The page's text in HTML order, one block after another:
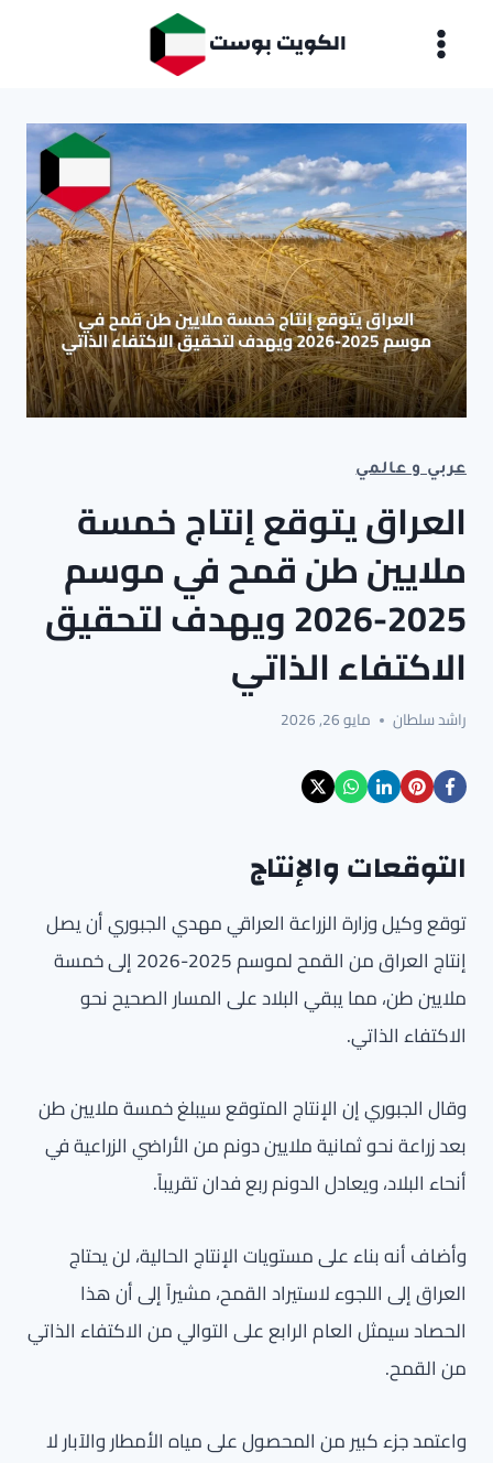
الكويت بوست
عربي و عالمي
العراق يتوقع إنتاج خمسة
ملايين طن قمح في موسم
2025-2026 ويهدف لتحقيق
الاكتفاء الذاتي
راشد سلطان مايو 26, 2026
التوقعات والإنتاج
توقع وكيل وزارة الزراعة العراقي مهدي الجبوري أن يصل
إنتاج العراق من القمح لموسم 2025-2026 إلى خمسة
ملايين طن، مما يبقي البلاد على المسار الصحيح نحو
الاكتفاء الذاتي.
وقال الجبوري إن الإنتاج المتوقع سيبلغ خمسة ملايين طن
بعد زراعة نحو ثمانية ملايين دونم من الأراضي الزراعية في
أنحاء البلاد، ويعادل الدونم ربع فدان تقريباً.
وأضاف أنه بناء على مستويات الإنتاج الحالية، لن يحتاج
العراق إلى اللجوء لاستيراد القمح، مشيراً إلى أن هذا
الحصاد سيمثل العام الرابع على التوالي من الاكتفاء الذاتي
من القمح.
واعتمد جزء كبير من المحصول على مياه الأمطار والآبار لا